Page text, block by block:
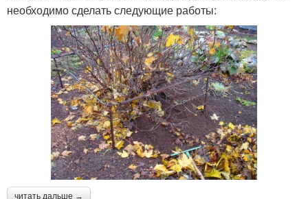
необходимо сделать следующие работы:
читать дальше →